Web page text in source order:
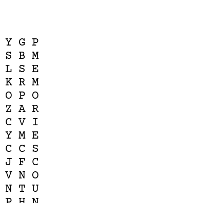
Y G P
S B M
L S E
K R M
O P O
Z A R
C V I
Y M E
C C S
J F C
V N O
N T U